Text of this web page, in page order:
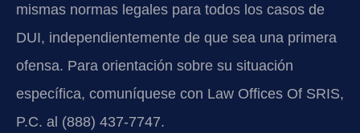
mismas normas legales para todos los casos de
DUI, independientemente de que sea una primera
ofensa. Para orientación sobre su situación
específica, comuníquese con Law Offices Of SRIS,
P.C. al (888) 437-7747.